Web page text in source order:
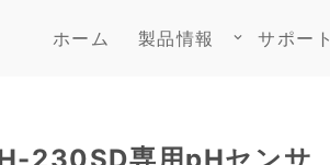
ホーム 製品情報 keyboard_arrow_down サポート